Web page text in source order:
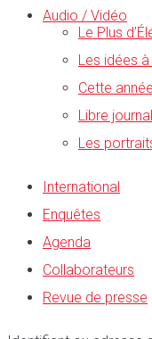
Audio / Vidéo
Le Plus
Les idées à
Cette
Libre
Les
International
Enquêtes
Agenda
Collaborateurs
Revue de presse